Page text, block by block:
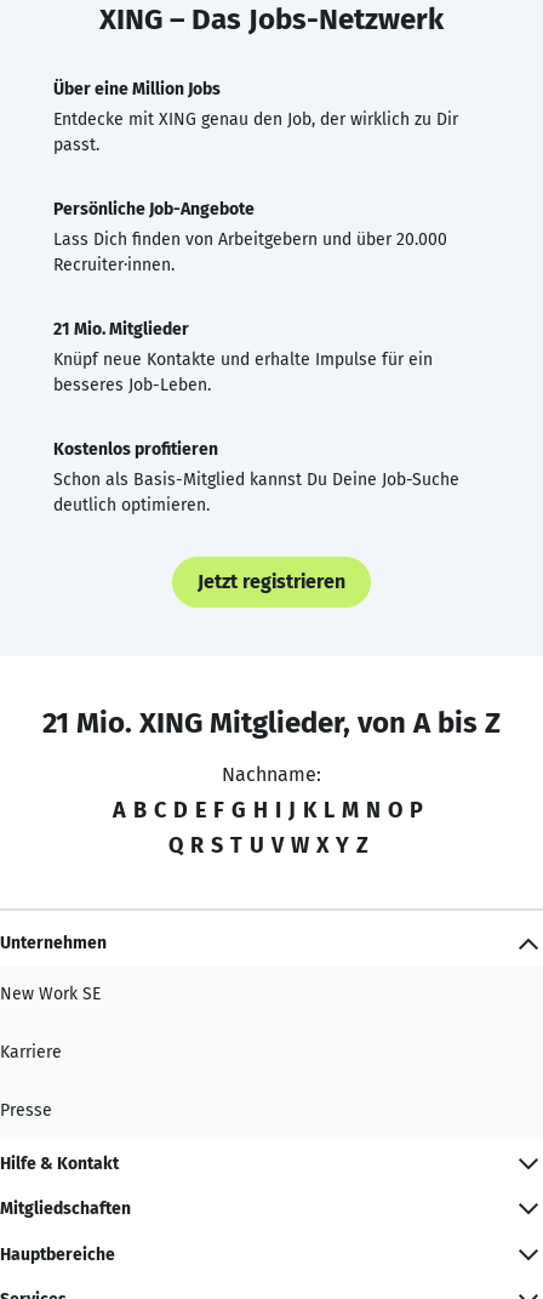
XING – Das Jobs-Netzwerk
Über eine Million Jobs
Entdecke mit XING genau den Job, der wirklich zu Dir
passt.
Persönliche Job-Angebote
Lass Dich finden von Arbeitgebern und über 20.000
Recruiter·innen.
21 Mio. Mitglieder
Knüpf neue Kontakte und erhalte Impulse für ein
besseres Job-Leben.
Kostenlos profitieren
Schon als Basis-Mitglied kannst Du Deine Job-Suche
deutlich optimieren.
Jetzt registrieren
21 Mio. XING Mitglieder, von A bis Z
Nachname:
A B C D E F G H I J K L M N O P
Q R S T U V W X Y Z
Unternehmen
New Work SE
Karriere
Presse
Hilfe & Kontakt
Mitgliedschaften
Hauptbereiche